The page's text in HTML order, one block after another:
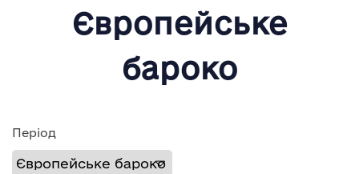
Європейське
бароко
Період